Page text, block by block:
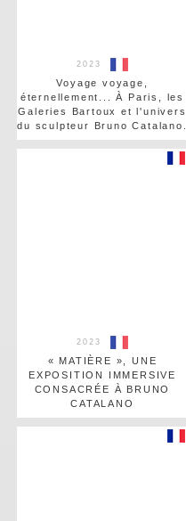
2023
Voyage voyage,
éternellement... À Paris, les
Galeries Bartoux et l'univers
du sculpteur Bruno Catalano.
2023
« MATIÈRE », UNE
EXPOSITION IMMERSIVE
CONSACRÉE À BRUNO
CATALANO